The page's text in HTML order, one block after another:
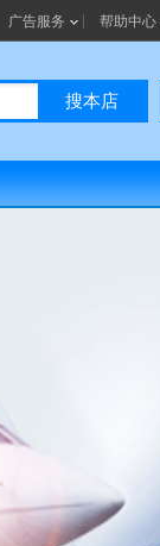
广告服务 帮助中心
搜本店